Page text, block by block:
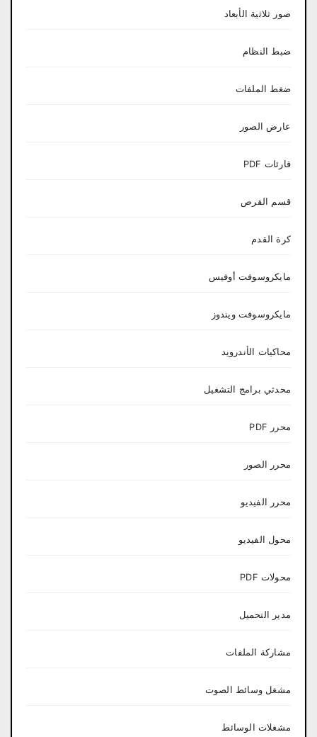
صور ثلاثية الأبعاد
ضبط النظام
ضغط الملفات
عارض الصور
قارئات PDF
قسم القرص
كرة القدم
مايكروسوفت أوفيس
مايكروسوفت ويندوز
محاكيات الأندرويد
محدثي برامج التشغيل
محرر PDF
محرر الصور
محرر الفيديو
محول الفيديو
محولات PDF
مدير التحميل
مشاركة الملفات
مشغل وسائط الصوت
مشغلات الوسائط